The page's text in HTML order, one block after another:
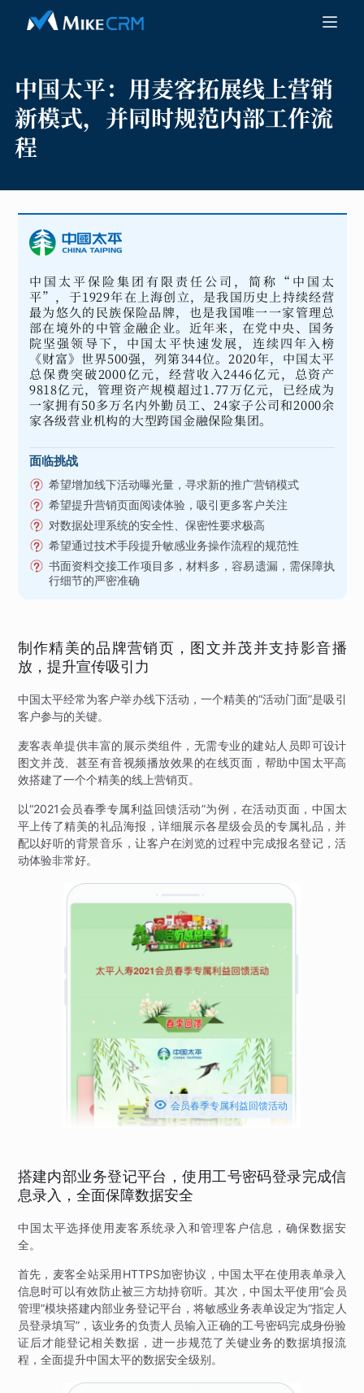
中国太平： 用麦客拓展线上营销
新模式，并同时规范内部工作流
程
中国太平保险集团有限责任公司，简称“中国太
平”，于1929年在上海创立，是我国历史上持续经营
最为悠久的民族保险品牌，也是我国唯一一家管理总
部在境外的中管金融企业。近年来，在党中央、国务
院坚强领导下，中国太平快速发展，连续四年入榜
《财富》世界500强，列第344位。2020年，中国太平
总保费突破2000亿元，经营收入2446亿元，总资产
9818亿元，管理资产规模超过1.77万亿元，已经成为
一家拥有50多万名内外勤员工、24家子公司和2000余
家各级营业机构的大型跨国金融保险集团。
面临挑战
希望增加线下活动曝光量，寻求新的推广营销模式
希望提升营销页面阅读体验，吸引更多客户关注
对数据处理系统的安全性、保密性要求极高
希望通过技术手段提升敏感业务操作流程的规范性
书面资料交接工作项目多，材料多，容易遗漏，需保障执
行细节的严密准确
制作精美的品牌营销页，图文并茂并支持影音播
放，提升宣传吸引力
中国太平经常为客户举办线下活动，一个精美的“活动门面”是吸引
客户参与的关键。
麦客表单提供丰富的展示类组件，无需专业的建站人员即可设计
图文并茂、甚至有音视频播放效果的在线页面，帮助中国太平高
效搭建了一个个精美的线上营销页。
以“2021会员春季专属利益回馈活动”为例，在活动页面，中国太
平上传了精美的礼品海报，详细展示各星级会员的专属礼品，并
配以好听的背景音乐，让客户在浏览的过程中完成报名登记，活
动体验非常好。
 会员春季专属利益回馈活动
搭建内部业务登记平台，使用工号密码登录完成信
息录入，全面保障数据安全
中国太平选择使用麦客系统录入和管理客户信息，确保数据安
全。
首先，麦客全站采用HTTPS加密协议，中国太平在使用表单录入
信息时可以有效防止被三方劫持窃听。其次，中国太平使用“会员
管理”模块搭建内部业务登记平台，将敏感业务表单设定为“指定人
员登录填写”，该业务的负责人员输入正确的工号密码完成身份验
证后才能登记相关数据，进一步规范了关键业务的数据填报流
程，全面提升中国太平的数据安全级别。